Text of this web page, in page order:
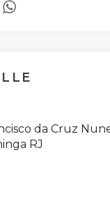
da Cruz
RJ